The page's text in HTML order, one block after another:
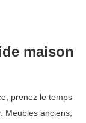
maison
prenez le temps
Meubles anciens,